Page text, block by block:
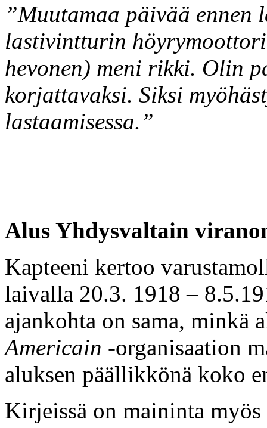
”Muutamaa päivää ennen
lastivintturin
hevonen) meni rikki. Olin
korjattavaksi. Siksi
lastaamisessa.”
Alus Yhdysvaltain
Kapteeni kertoo
laivalla 20.3. 1918 –
ajankohta on sama, minkä
Americain -organisaation
aluksen päällikkönä koko
Kirjeissä on maininta